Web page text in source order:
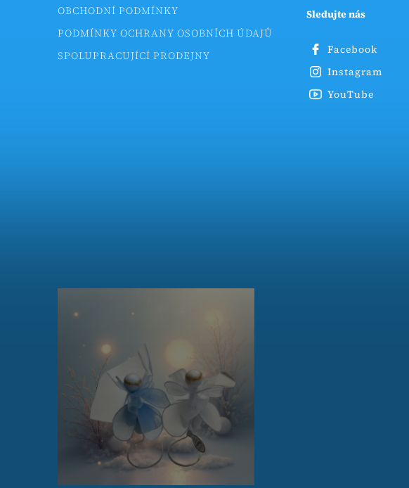
OBCHODNÍ PODMÍNKY
PODMÍNKY OCHRANY OSOBNÍCH ÚDAJŮ
SPOLUPRACUJÍCÍ PRODEJNY
Sledujte nás
Facebook
Instagram
YouTube